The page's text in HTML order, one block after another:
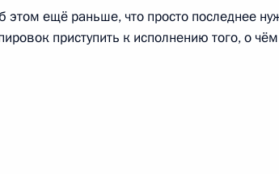
ещё раньше, что просто последнее
приступить к исполнению того, о